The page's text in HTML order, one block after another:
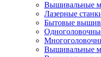
Вышивальные
Лазерные
Бытовые
Вышивальные